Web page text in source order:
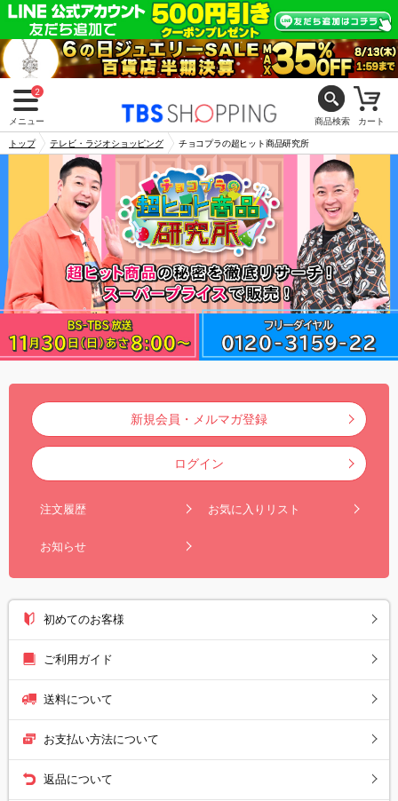
2
メニュー 商品検索 カート
トップ テレビ・ラジオショッピング チョコプラの超ヒット商品研究所
新規会員・メルマガ登録
ログイン
注文履歴 お気に入りリスト
お知らせ
初めてのお客様
ご利用ガイド
送料について
お支払い方法について
返品について